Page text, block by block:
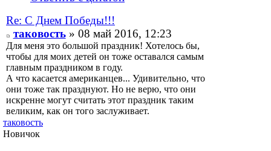
Re: С Днем Победы!!!
таковость» 08 май 2016, 12:23
Для меня это большой праздник! Хотелось бы,
чтобы для моих детей он тоже оставался самым
главным праздником в году.
А что касается американцев... Удивительно, что
они тоже так празднуют. Но не верю, что они
искренне могут считать этот праздник таким
великим, как он того заслуживает.
таковость
Новичок